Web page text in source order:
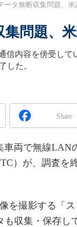
ータ無断収集問題、
問題、
信内容を傍受し
した。
Share
両で無線LAN
）が、調査を
を撮影する「
収集・保存し